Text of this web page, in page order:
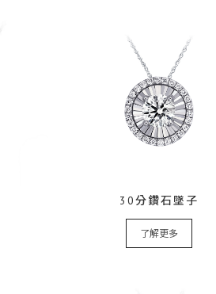
30分鑽石墜子
了解更多